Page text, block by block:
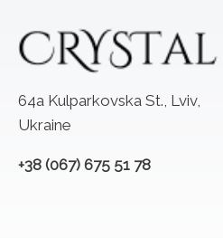
64a Kulparkovska St., Lviv,
Ukraine
+38 (067) 675 51 78